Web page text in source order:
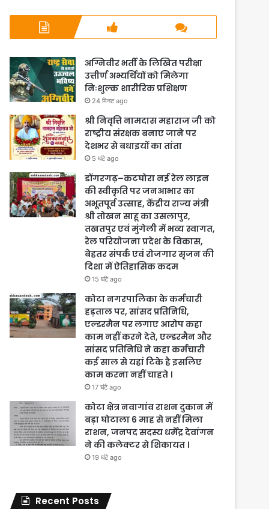
अग्निवीर भर्ती के लिखित परीक्षा
उत्तीर्ण अभ्यर्थियों को मिलेगा
निःशुल्क शारीरिक प्रशिक्षण
24 मिनट ago
श्री निवृत्ति नामदास महाराज जी को
राष्ट्रीय संरक्षक बनाए जाने पर
देशभर से बधाइयों का तांता
5 घंटे ago
डोंगरगढ़–कटघोरा नई रेल लाइन
की स्वीकृति पर जनआभार का
अभूतपूर्व उत्साह, केंद्रीय राज्य मंत्री
श्री तोखन साहू का उसलापुर,
तखतपुर एवं मुंगेली में भव्य स्वागत,
रेल परियोजना प्रदेश के विकास,
बेहतर संपर्क एवं रोजगार सृजन की
दिशा में ऐतिहासिक कदम
15 घंटे ago
कोटा नगरपालिका के कर्मचारी
हड़ताल पर, सांसद प्रतिनिधि,
एल्डरमैन पर लगाए आरोप कहा
काम नहीं करने देते, एल्डरमैन और
सांसद प्रतिनिधि ने कहा कर्मचारी
कई साल से यहां टिके है इसलिए
काम करना नहीं चाहते ।
17 घंटे ago
कोटा क्षेत्र नवागांव राशन दुकान में
बड़ा घोटाला 6 माह से नहीं मिला
राशन, जनपद सदस्य धर्मेंद्र देवांगन
ने की कलेक्टर से शिकायत ।
19 घंटे ago
Recent Posts